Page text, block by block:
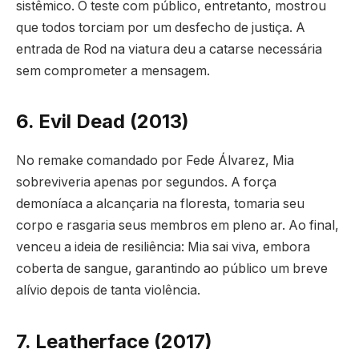
sistêmico. O teste com público, entretanto, mostrou
que todos torciam por um desfecho de justiça. A
entrada de Rod na viatura deu a catarse necessária
sem comprometer a mensagem.
6. Evil Dead (2013)
No remake comandado por Fede Álvarez, Mia
sobreviveria apenas por segundos. A força
demoníaca a alcançaria na floresta, tomaria seu
corpo e rasgaria seus membros em pleno ar. Ao final,
venceu a ideia de resiliência: Mia sai viva, embora
coberta de sangue, garantindo ao público um breve
alívio depois de tanta violência.
7. Leatherface (2017)